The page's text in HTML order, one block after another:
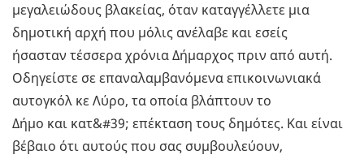
μεγαλειώδους βλακείας, όταν καταγγέλλετε μια
δημοτική αρχή που μόλις ανέλαβε και εσείς
ήσασταν τέσσερα χρόνια Δήμαρχος πριν από αυτή.
Οδηγείστε σε επαναλαμβανόμενα επικοινωνιακά
αυτογκόλ κε Λύρο, τα οποία βλάπτουν το
Δήμο και κατ&#39; επέκταση τους δημότες. Και είναι
βέβαιο ότι αυτούς που σας συμβουλεύουν,